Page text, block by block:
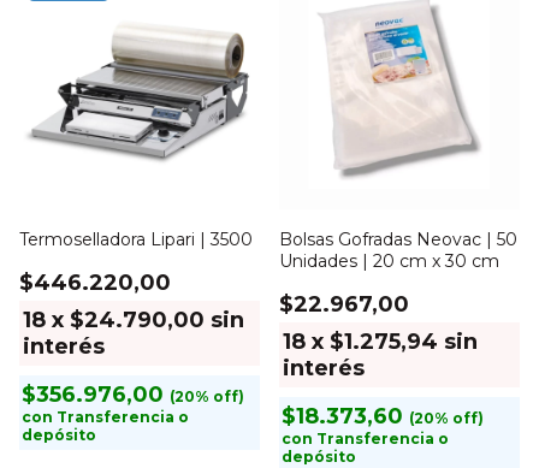
Termoselladora Lipari | 3500
$446.220,00
18 x $24.790,00 sin
interés
$356.976,00
con Transferencia o
depósito
Bolsas Gofradas Neovac | 50
Unidades | 20 cm x 30 cm
$22.967,00
18 x $1.275,94 sin
interés
$18.373,60
con Transferencia o
depósito